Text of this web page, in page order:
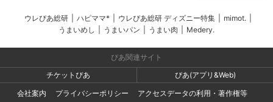
ウレぴあ総研 ハピママ* ウレぴあ総研 ディズニー特集 mimot.
うまいめし
うまいパン うまい肉 Medery.
ぴあ関連サイト
チケットぴあ
ぴあ(アプリ&Web)
会社案内
プライバシーポリシー
アクセスデータの利用・著作権等